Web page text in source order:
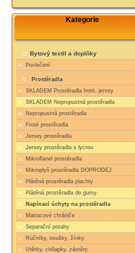
Kategorie
Bytový textil a doplňky
Povlečení
Prostěradla
SKLADEM Prostěradla froté, jersey
SKLADEM Nepropustná prostěradla
Nepropustná prostěradla
Froté prostěradla
Jersey prostěradla
Jersey prostěradla s lycrou
Mikroflanel prostěradla
Mikroplyš prostěradla DOPRODEJ
Plátěná prostěradla plachty
Plátěná prostěradla do gumy
Napínací úchyty na prostěradla
Matracové chrániče
Separační potahy
Ručníky, osušky, žínky
Utěrky, chňapky, zástěry